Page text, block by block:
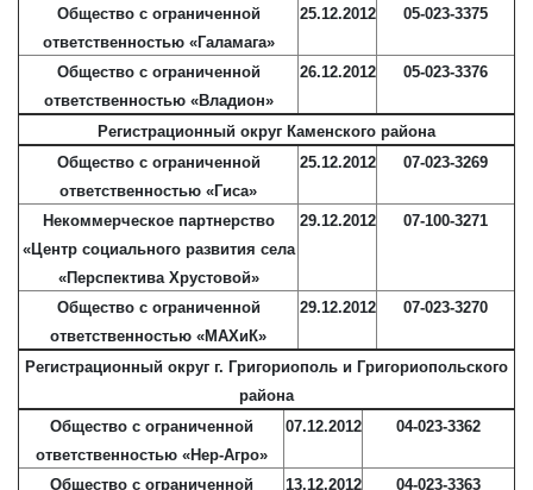
Общество с ограниченной
ответственностью «Галамага»
25.12.2012 05-023-3375
Общество с ограниченной
ответственностью «Владион»
26.12.2012 05-023-3376
Регистрационный округ Каменского района
Общество с ограниченной
ответственностью «Гиса»
25.12.2012 07-023-3269
Некоммерческое партнерство
«Центр социального развития села
«Перспектива Хрустовой»
29.12.2012 07-100-3271
Общество с ограниченной
ответственностью «МАХиК»
29.12.2012 07-023-3270
Регистрационный округ г. Григориополь и Григориопольского
района
Общество с ограниченной
ответственностью «Нер-Агро»
07.12.2012 04-023-3362
Общество с ограниченной
13.12.2012 04-023-3363